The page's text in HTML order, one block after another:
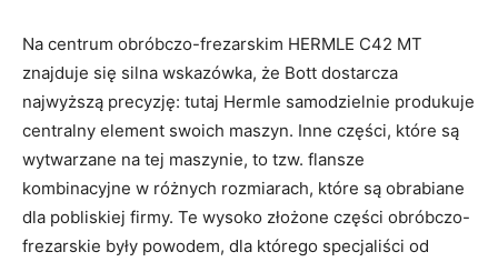
Na centrum obróbczo-frezarskim HERMLE C42 MT
znajduje się silna wskazówka, że Bott dostarcza
najwyższą precyzję: tutaj Hermle samodzielnie produkuje
centralny element swoich maszyn. Inne części, które są
wytwarzane na tej maszynie, to tzw. flansze
kombinacyjne w różnych rozmiarach, które są obrabiane
dla pobliskiej firmy. Te wysoko złożone części obróbczo-
frezarskie były powodem, dla którego specjaliści od